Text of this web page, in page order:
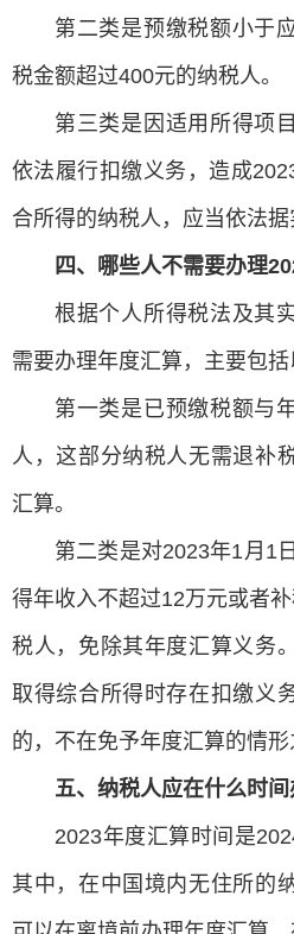
第二类是预缴税额小于
税金额超过400元的纳税人。
第三类是因适用所得项
依法履行扣缴义务，造成
合所得的纳税人，应当依法据
四、哪些人不需要办理
根据个人所得税法及其
需要办理年度汇算，主要包括
第一类是已预缴税额与
人，这部分纳税人无需退补
汇算。
第二类是对2023年1月1
得年收入不超过12万元或者
税人，免除其年度汇算义务
取得综合所得时存在扣缴义
的，不在免予年度汇算的情形
五、纳税人应在什么时间
2023年度汇算时间是
其中，在中国境内无住所的